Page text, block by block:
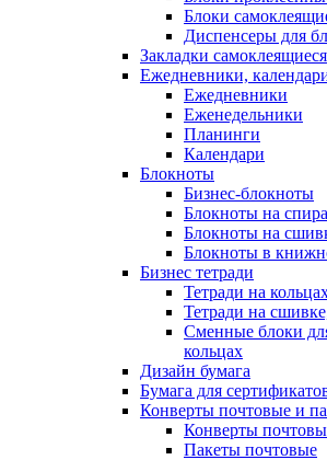
Блоки
Диспенсеры для
Закладки самоклеящиеся
Ежедневники,
Ежедневники
Еженедельники
Планинги
Календари
Блокноты
Бизнес-блокноты
Блокноты на
Блокноты на
Блокноты в
Бизнес тетради
Тетради на
Тетради на
Сменные блоки
кольцах
Дизайн бумага
Бумага для
Конверты почтовые и
Конверты
Пакеты почтовые